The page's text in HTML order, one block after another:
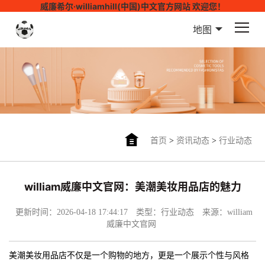
威廉希尔·williamhill(中国)中文官方网站 欢迎您！
地图
首页 > 资讯动态> 行业动态
william威廉中文官网：美潮美妆用品店的魅力
更新时间：2026-04-18 17:44:17 类型：行业动态
来源：william
威廉中文官网
美潮美妆用品店不仅是一个购物的地方，更是一个展示个性与风格